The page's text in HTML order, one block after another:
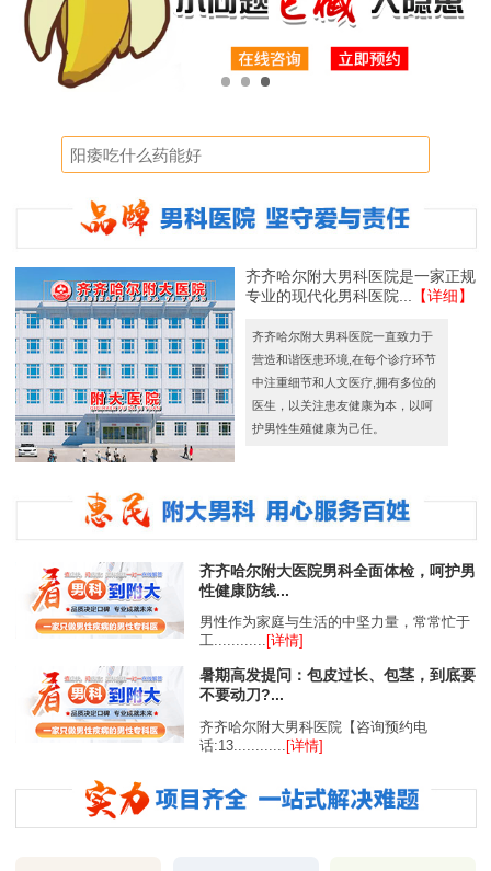
齐齐哈尔附大男科医院是一家正规
专业的现代化男科医院...
【详细】
齐齐哈尔附大男科医院一直致力于
营造和谐医患环境,在每个诊疗环节
中注重细节和人文医疗,拥有多位的
医生，以关注患友健康为本，以呵
护男性生殖健康为己任。
齐齐哈尔附大医院男科全面体检，呵护男
性健康防线...
男性作为家庭与生活的中坚力量，常常忙于
工............ [详情]
暑期高发提问：包皮过长、包茎，到底要
不要动刀?...
齐齐哈尔附大男科医院【咨询预约电
话:13............
[详情]